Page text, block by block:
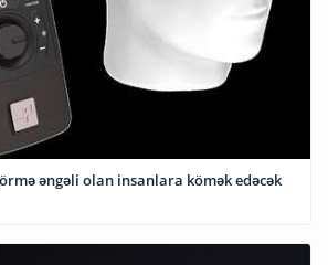
əngəli olan insanlara kömək edəcək